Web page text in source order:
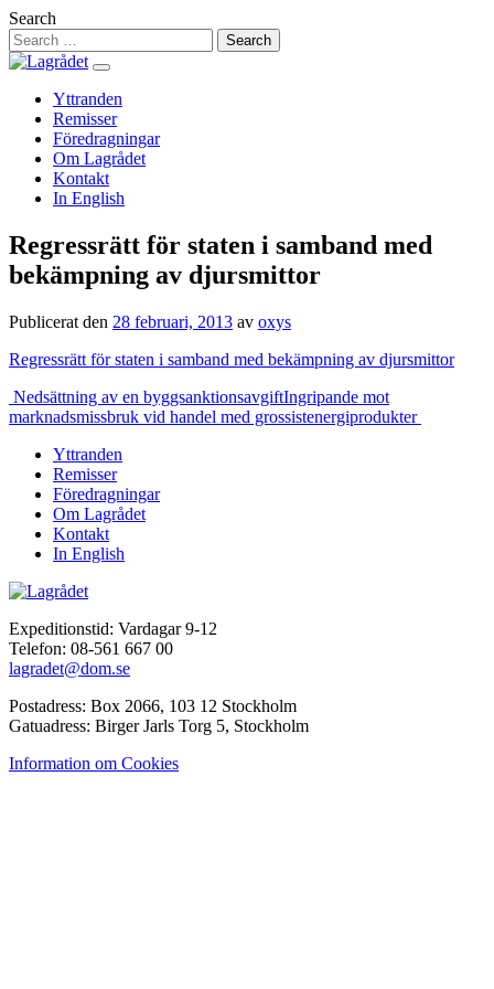
Hoppa
till
innehåll
Search
Yttranden
Remisser
Föredragningar
Om Lagrådet
Kontakt
In English
Regressrätt för staten i samband med
bekämpning av djursmittor
Publicerat den 28 februari, 2013 av oxys
Regressrätt för staten i samband med bekämpning av djursmittor
Inläggsnavigering
Nedsättning av en byggsanktionsavgiftIngripande mot
marknadsmissbruk vid handel med grossistenergiprodukter
Yttranden
Remisser
Föredragningar
Om Lagrådet
Kontakt
In English
Expeditionstid: Vardagar 9-12
Telefon: 08-561 667 00
lagradet@dom.se
Postadress: Box 2066, 103 12 Stockholm
Gatuadress: Birger Jarls Torg 5, Stockholm
Information om Cookies